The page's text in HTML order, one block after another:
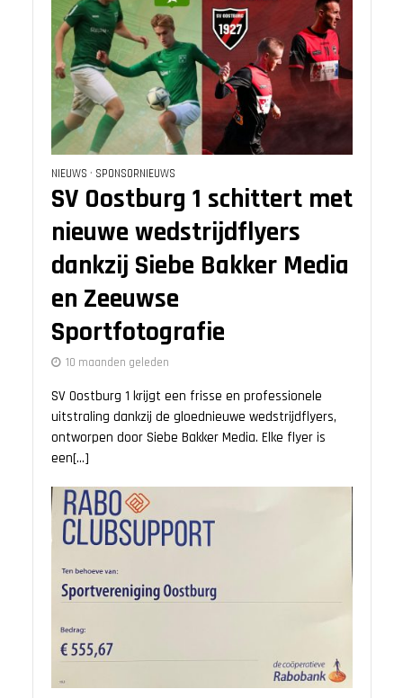
NIEUWS • SPONSORNIEUWS
SV Oostburg 1 schittert met
nieuwe wedstrijdflyers
dankzij Siebe Bakker Media
en Zeeuwse
Sportfotografie
10 maanden geleden
SV Oostburg 1 krijgt een frisse en professionele
uitstraling dankzij de gloednieuwe wedstrijdflyers,
ontworpen door Siebe Bakker Media. Elke flyer is
een[...]